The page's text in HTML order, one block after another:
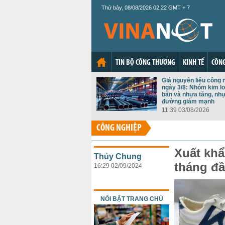
Thứ bảy, 08/08/2026 02:22 GMT + 7
TIN BỘ CÔNG THƯƠNG KINH TẾ
Giá nguyên liệu công
ngày 3/8: Nhóm kim
bản và nhựa tăng,
đường giảm mạnh
11:39 03/08/2026
CÔNG NGHIỆP
Xuất
tháng
Thủy Chung
16:29 02/09/2024
NỔI BẬT TRANG CHỦ